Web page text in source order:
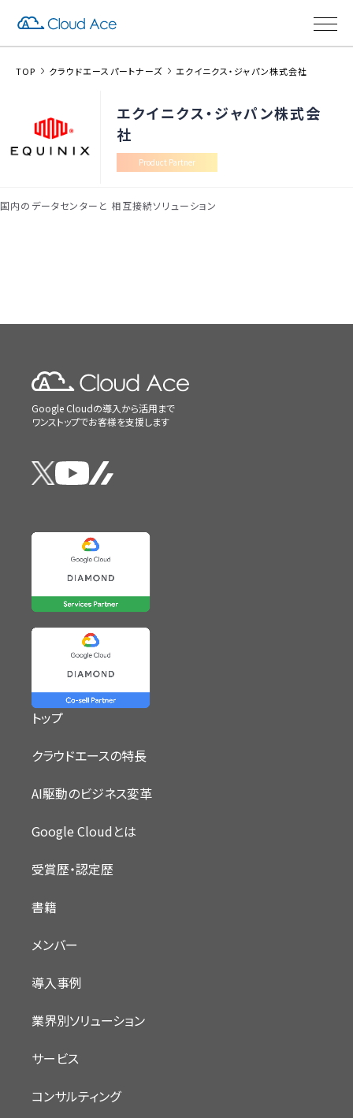
TOP クラウドエースパートナーズ エクイニクス・ジャパン株式会社
エクイニクス・ジャパン株式会
社
Product Partner
国内のデータセンターと 相互接続ソリューション
Google Cloudの導入から活用まで
ワンストップでお客様を支援します
トップ
クラウドエースの特長
AI駆動のビジネス変革
Google Cloudとは
受賞歴・認定歴
書籍
メンバー
導入事例
業界別ソリューション
サービス
コンサルティング